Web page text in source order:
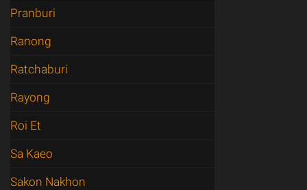
Pranburi
Ranong
Ratchaburi
Rayong
Roi Et
Sa Kaeo
Sakon Nakhon